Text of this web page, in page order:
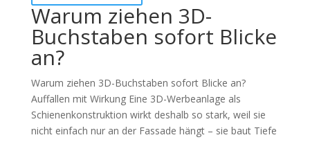
Warum ziehen 3D-
Buchstaben sofort Blicke
an?
Warum ziehen 3D-Buchstaben sofort Blicke an?
Auffallen mit Wirkung Eine 3D-Werbeanlage als
Schienenkonstruktion wirkt deshalb so stark, weil sie
nicht einfach nur an der Fassade hängt – sie baut Tiefe